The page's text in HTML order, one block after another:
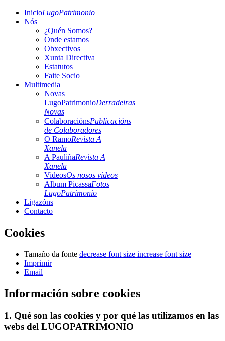
InicioLugoPatrimonio
Nós
¿Quén Somos?
Onde estamos
Obxectivos
Xunta Directiva
Estatutos
Faite Socio
Multimedia
Novas
LugoPatrimonioDerradeiras
Novas
ColaboraciónsPublicacións
de Colaboradores
O RamoRevista A
Xanela
A PauliñaRevista A
Xanela
VideosOs nosos videos
Album PicassaFotos
LugoPatrimonio
Ligazóns
Contacto
Cookies
Tamaño da fonte decrease font size increase font size
Imprimir
Email
Información sobre cookies
1. Qué son las cookies y por qué las utilizamos en las
webs del LUGOPATRIMONIO